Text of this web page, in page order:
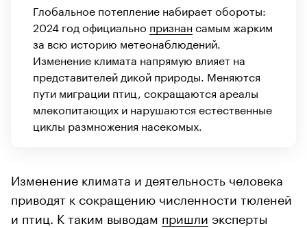
Глобальное потепление набирает обороты:
2024 год официально признансамым жарким
за всю историю метеонаблюдений.
Изменение климата напрямую влияет на
представителей дикой природы. Меняются
пути миграции птиц, сокращаются ареалы
млекопитающих и нарушаются естественные
циклы размножения насекомых.
Изменение климата и деятельность человека
приводят к сокращению численности тюленей
и птиц. К таким выводам пришли эксперты